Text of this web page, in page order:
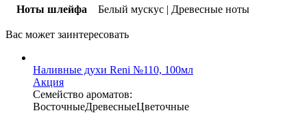
Ноты шлейфа Белый мускус | Древесные ноты
Вас может заинтересовать
Наливные духи Reni №110, 100мл
Акция
Семейство ароматов:
ВосточныеДревесныеЦветочные